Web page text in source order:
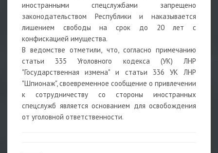
иностранными спецслужбами запрещено
законодательством Республики и наказывается
лишением свободы на срок до 20 лет с
конфискацией имущества.
В ведомстве отметили, что, согласно примечанию
статьи 335 Уголовного кодекса (УК) ЛНР
"Государственная измена" и статьи 336 УК ЛНР
"Шпионаж", своевременное сообщение о привлечении
к сотрудничеству со стороны иностранных
спецслужб является основанием для освобождения
от уголовной ответственности.